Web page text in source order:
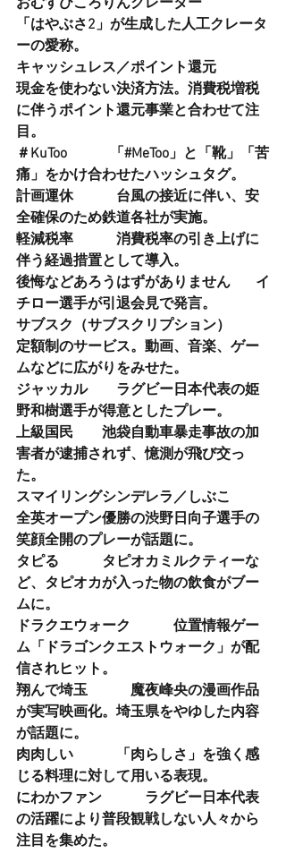
おむすびころりんクレーター
「はやぶさ2」が生成した人工クレータ
ーの愛称。
キャッシュレス／ポイント還元
現金を使わない決済方法。消費税増税
に伴うポイント還元事業と合わせて注
目。
＃KuToo   　　 「#MeToo」と「靴」「苦
痛」をかけ合わせたハッシュタグ。
計画運休  　　  台風の接近に伴い、安
全確保のため鉄道各社が実施。
軽減税率    　　消費税率の引き上げに
伴う経過措置として導入。
後悔などあろうはずがありません 　  イ
チロー選手が引退会見で発言。
サブスク（サブスクリプション）
定額制のサービス。動画、音楽、ゲー
ムなどに広がりをみせた。
ジャッカル    　ラグビー日本代表の姫
野和樹選手が得意としたプレー。
上級国民   　 池袋自動車暴走事故の加
害者が逮捕されず、憶測が飛び交っ
た。
スマイリングシンデレラ／しぶこ
全英オープン優勝の渋野日向子選手の
笑顔全開のプレーが話題に。
タピる    　　タピオカミルクティーな
ど、タピオカが入った物の飲食がブー
ムに。
ドラクエウォーク    　　位置情報ゲー
ム「ドラゴンクエストウォーク」が配
信されヒット。
翔んで埼玉   　　 魔夜峰央の漫画作品
が実写映画化。埼玉県をやゆした内容
が話題に。
肉肉しい 　　   「肉らしさ」を強く感
じる料理に対して用いる表現。
にわかファン    　　ラグビー日本代表
の活躍により普段観戦しない人々から
注目を集めた。